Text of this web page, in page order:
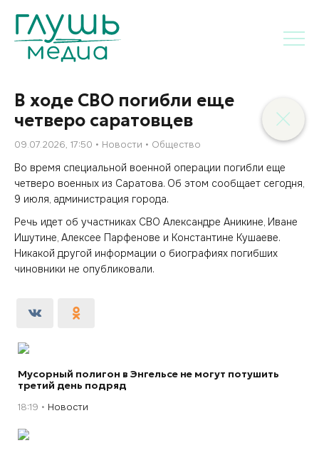
В ходе СВО погибли еще
четверо саратовцев
09.07.2026, 17:50 Новости Общество
Во время специальной военной операции погибли еще
четверо военных из Саратова. Об этом сообщает сегодня,
9 июля, администрация города.
Речь идет об участниках СВО Александре Аникине, Иване
Ишутине, Алексее Парфенове и Константине Кушаеве.
Никакой другой информации о биографиях погибших
чиновники не опубликовали.
Мусорный полигон в Энгельсе не могут потушить
третий день подряд
18:19 Новости